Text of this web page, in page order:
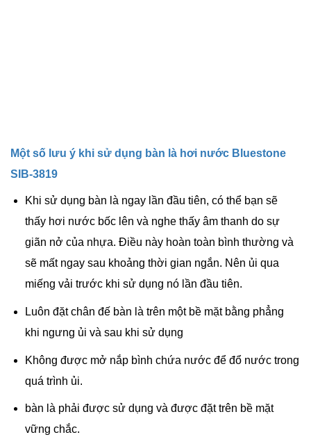
Một số lưu ý khi sử dụng bàn là hơi nước Bluestone
SIB-3819
Khi sử dụng bàn là ngay lần đầu tiên, có thể bạn sẽ
thấy hơi nước bốc lên và nghe thấy âm thanh do sự
giãn nở của nhựa. Điều này hoàn toàn bình thường và
sẽ mất ngay sau khoảng thời gian ngắn. Nên ủi qua
miếng vải trước khi sử dụng nó lần đầu tiên.
Luôn đặt chân đế bàn là trên một bề mặt bằng phẳng
khi ngưng ủi và sau khi sử dụng
Không được mở nắp bình chứa nước để đổ nước trong
quá trình ủi.
bàn là phải được sử dụng và được đặt trên bề mặt
vững chắc.